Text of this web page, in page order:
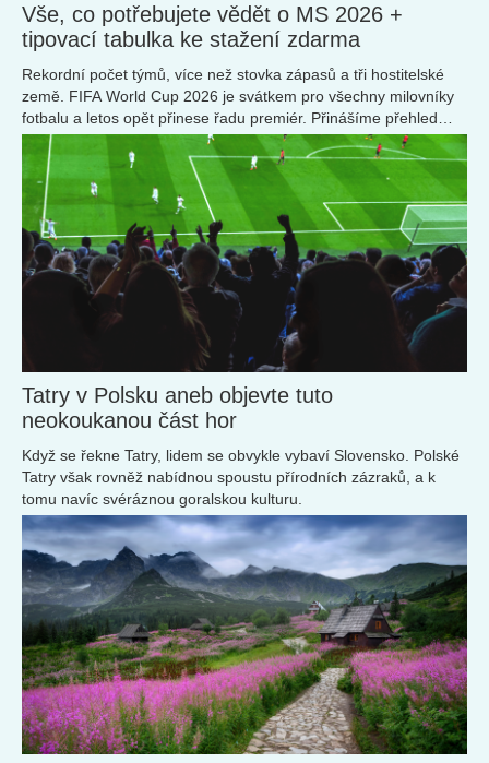
Vše, co potřebujete vědět o MS 2026 +
tipovací tabulka ke stažení zdarma
Rekordní počet týmů, více než stovka zápasů a tři hostitelské
země. FIFA World Cup 2026 je svátkem pro všechny milovníky
fotbalu a letos opět přinese řadu premiér. Přinášíme přehled
toho nejdůležitějšího, co by měli fanoušci před prvním výkopem
Mistrovství světa ve fotbale vědět a pro zkušené tipéry máme i
malý dárek.
Tatry v Polsku aneb objevte tuto
neokoukanou část hor
Když se řekne Tatry, lidem se obvykle vybaví Slovensko. Polské
Tatry však rovněž nabídnou spoustu přírodních zázraků, a k
tomu navíc svéráznou goralskou kulturu.